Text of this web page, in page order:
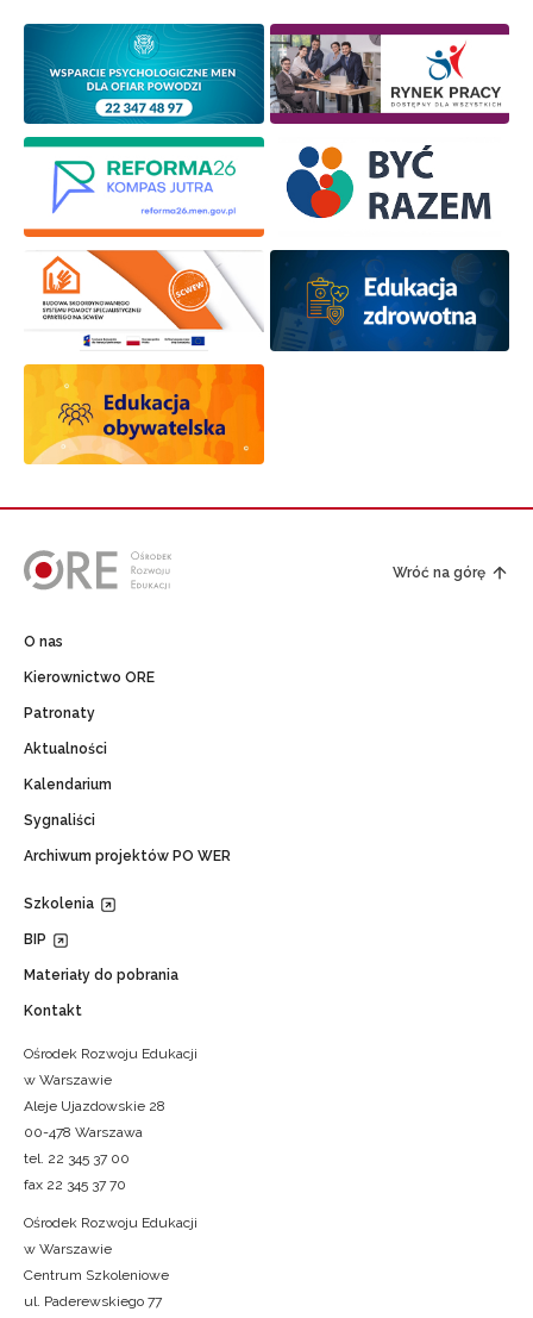
Wróć na górę
O nas
Kierownictwo ORE
Patronaty
Aktualności
Kalendarium
Sygnaliści
Archiwum projektów PO WER
Szkolenia
BIP
Materiały do pobrania
Kontakt
Ośrodek Rozwoju Edukacji
w Warszawie
Aleje Ujazdowskie 28
00-478 Warszawa
tel. 22 345 37 00
fax 22 345 37 70
Ośrodek Rozwoju Edukacji
w Warszawie
Centrum Szkoleniowe
ul. Paderewskiego 77
Zapisz się i bądź na bieżąco z najnowszymi
informacjami
o szkoleniach i programach.
Adres e-mail:
Wyrażam zgodę na przetwarzanie moich danych
osobowych przez ORE w celach marketingowych.
Zapisuję się